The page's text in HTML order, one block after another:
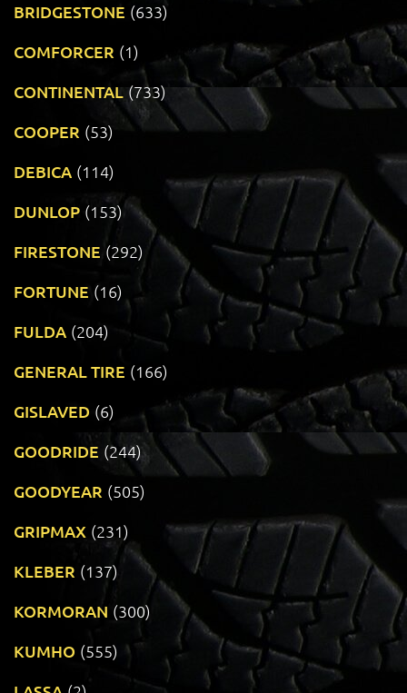
BRIDGESTONE (633)
COMFORCER (1)
CONTINENTAL (733)
COOPER (53)
DEBICA (114)
DUNLOP (153)
FIRESTONE (292)
FORTUNE (16)
FULDA (204)
GENERAL TIRE (166)
GISLAVED (6)
GOODRIDE (244)
GOODYEAR (505)
GRIPMAX (231)
KLEBER (137)
KORMORAN (300)
KUMHO (555)